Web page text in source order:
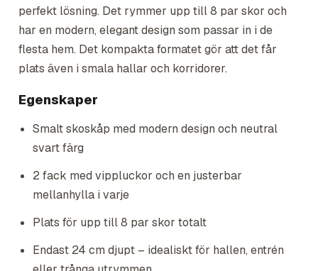
perfekt lösning. Det rymmer upp till 8 par skor och
har en modern, elegant design som passar in i de
flesta hem. Det kompakta formatet gör att det får
plats även i smala hallar och korridorer.
Egenskaper
Smalt skoskåp med modern design och neutral
svart färg
2 fack med vippluckor och en justerbar
mellanhylla i varje
Plats för upp till 8 par skor totalt
Endast 24 cm djupt – idealiskt för hallen, entrén